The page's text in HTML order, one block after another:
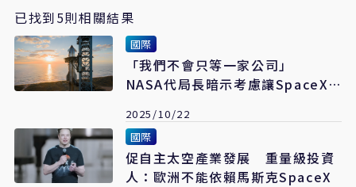
已找到5則相關結果
國際
「我們不會只等一家公司」
NASA代局長暗示考慮讓SpaceX
2025/10/22
國際
促自主太空產業發展 重量級投資
人：歐洲不能依賴馬斯克SpaceX